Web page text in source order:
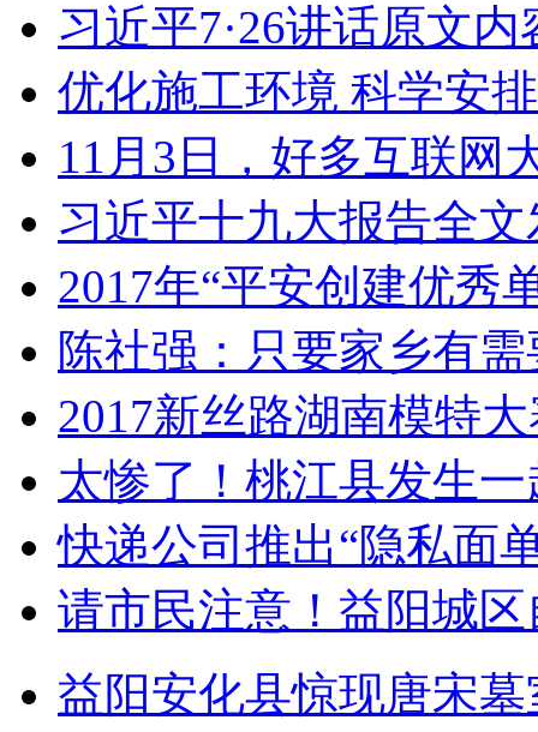
习近平7·26讲话原文
优化施工环境 科学安
11月3日，好多互联网
习近平十九大报告全文
2017年“平安创建优秀
陈社强：只要家乡有
2017新丝路湖南模特
太惨了！桃江县发生
快递公司推出“隐私面
请市民注意！益阳城
益阳安化县惊现唐宋